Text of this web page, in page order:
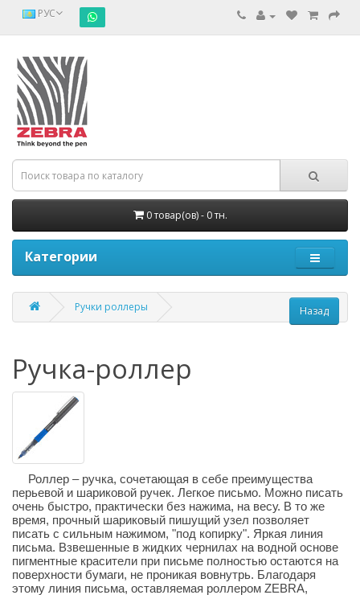
РУС
0 товар(ов) - 0 тн.
Категории
Ручки роллеры
Ручка-роллер
Роллер – ручка, сочетающая в себе преимущества
перьевой и шариковой ручек. Легкое письмо. Можно писать
очень быстро, практически без нажима, на весу. В то же
время, прочный шариковый пишущий узел позволяет
писать с сильным нажимом, "под копирку". Яркая линия
письма. Взвешенные в жидких чернилах на водной основе
пигментные красители при письме полностью остаются на
поверхности бумаги, не проникая вовнутрь. Благодаря
этому линия письма, оставляемая роллером ZEBRA,